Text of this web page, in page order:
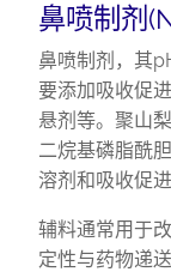
鼻喷制剂
鼻喷制剂，其
要添加吸收促
悬剂等。聚山
二烷基磷脂酰
溶剂和吸收促
辅料通常用于
定性与药物递